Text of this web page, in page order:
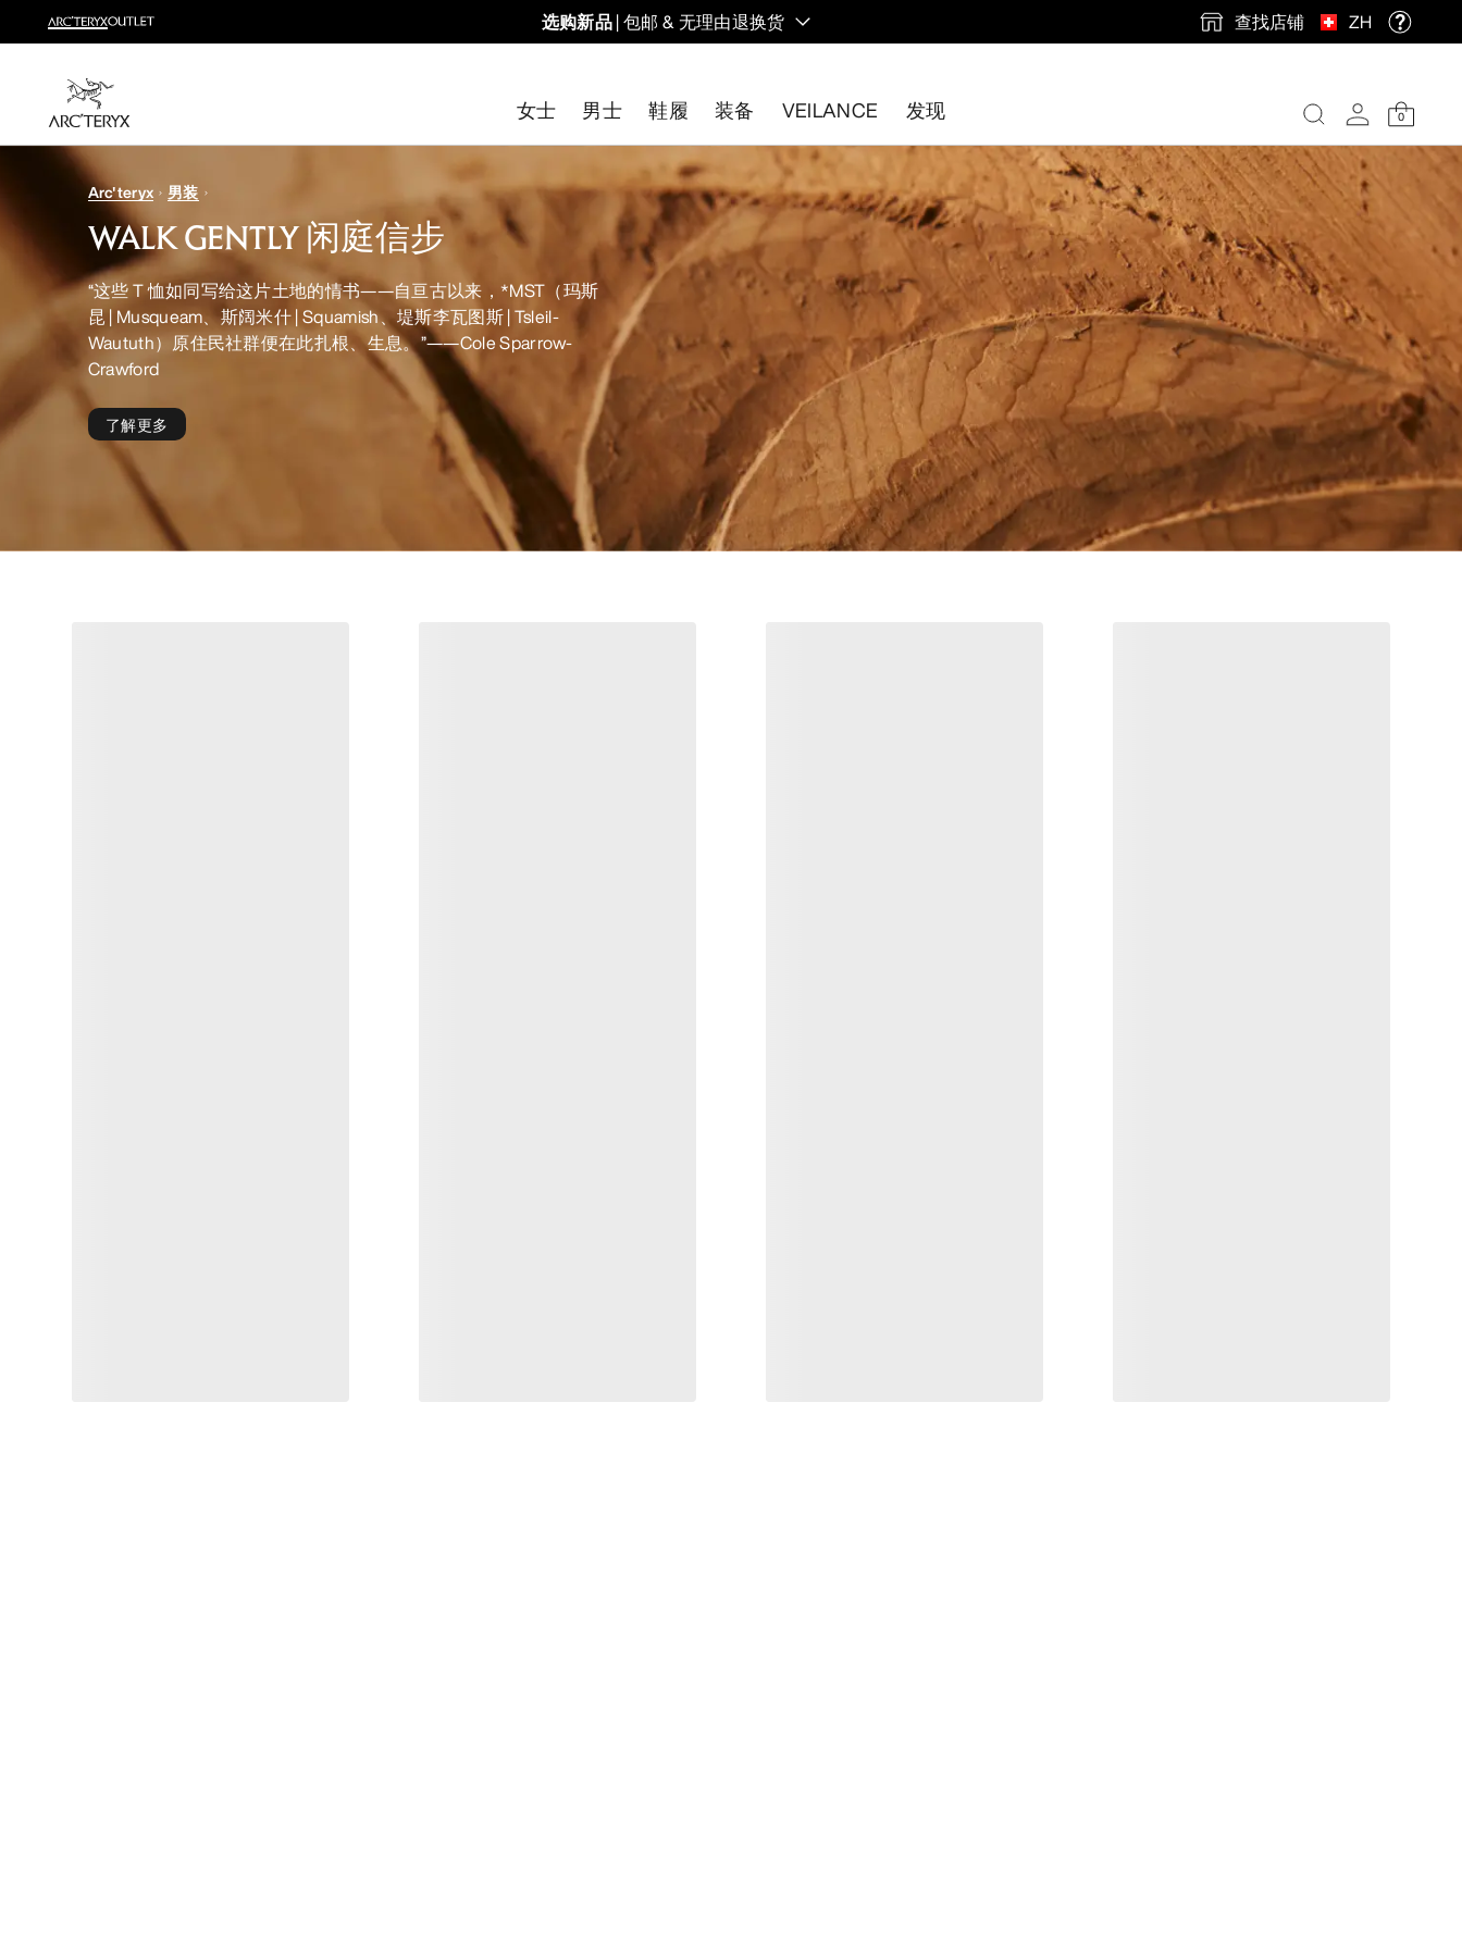
选购新品| 包邮 & 无理由退换货 查找店铺
ZH
运动员的需求，设计师的动力——在优化现有畅销产品的同时，启发全新的解决方案。新款装备定期上架。
选购女士
无理由退换货
改变主意了？ 30天内购买的符合条件的商品可退换货。
开始免费退货
女士 男士 鞋履 装备 VEILANCE 发现 0
Arc'teryx 男装
WALK GENTLY 闲庭信步
“这些 T 恤如同写给这片土地的情书——自亘古以来，*MST（玛斯
昆 | Musqueam、斯阔米什 | Squamish、堤斯李瓦图斯 | Tsleil-
Waututh）原住民社群便在此扎根、生息。”——Cole Sparrow-
Crawford
了解更多